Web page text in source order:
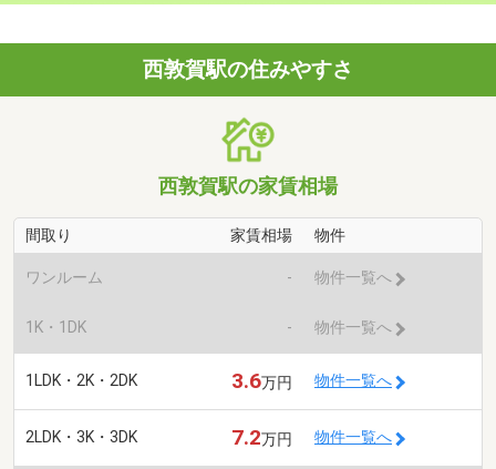
西敦賀駅の住みやすさ
西敦賀駅の家賃相場
間取り 家賃相場 物件
ワンルーム - 物件一覧へ
1K・1DK - 物件一覧へ
1LDK・2K・2DK 3.6万円 物件一覧へ
2LDK・3K・3DK 7.2万円 物件一覧へ